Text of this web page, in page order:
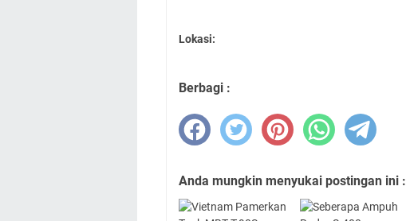
Lokasi:
Berbagi :
Anda mungkin menyukai postingan ini :